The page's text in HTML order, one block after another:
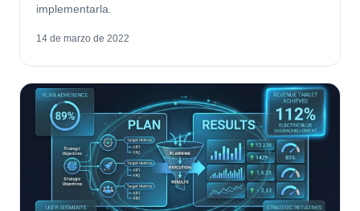
implementarla.
14 de marzo de 2022